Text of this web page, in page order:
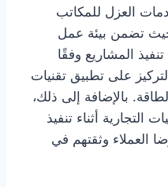
العزل للمكاتب
حيث تضمن بيئة عمل
المشاريع وفقًا
على تطبيق تقنيات
بالإضافة إلى ذلك،
التجارية أثناء تنفيذ
العملاء وثقتهم في